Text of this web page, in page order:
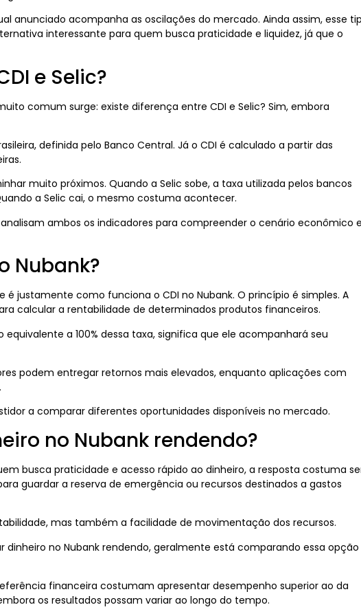
anunciado acompanha as oscilações do mercado. Ainda assim, esse
interessante para quem busca praticidade e liquidez, já que o
e Selic?
comum surge: existe diferença entre CDI e Selic? Sim, embora
definida pelo Banco Central. Já o CDI é calculado a partir das
muito próximos. Quando a Selic sobe, a taxa utilizada pelos bancos
a Selic cai, o mesmo costuma acontecer.
ambos os indicadores para compreender o cenário econômico
Nubank?
justamente como funciona o CDI no Nubank. O princípio é simples. A
calcular a rentabilidade de determinados produtos financeiros.
a 100% dessa taxa, significa que ele acompanhará seu
podem entregar retornos mais elevados, enquanto aplicações com
a comparar diferentes oportunidades disponíveis no mercado.
no Nubank rendendo?
busca praticidade e acesso rápido ao dinheiro, a resposta costuma
guardar a reserva de emergência ou recursos destinados a gastos
mas também a facilidade de movimentação dos recursos.
no Nubank rendendo, geralmente está comparando essa opção
financeira costumam apresentar desempenho superior ao da
os resultados possam variar ao longo do tempo.